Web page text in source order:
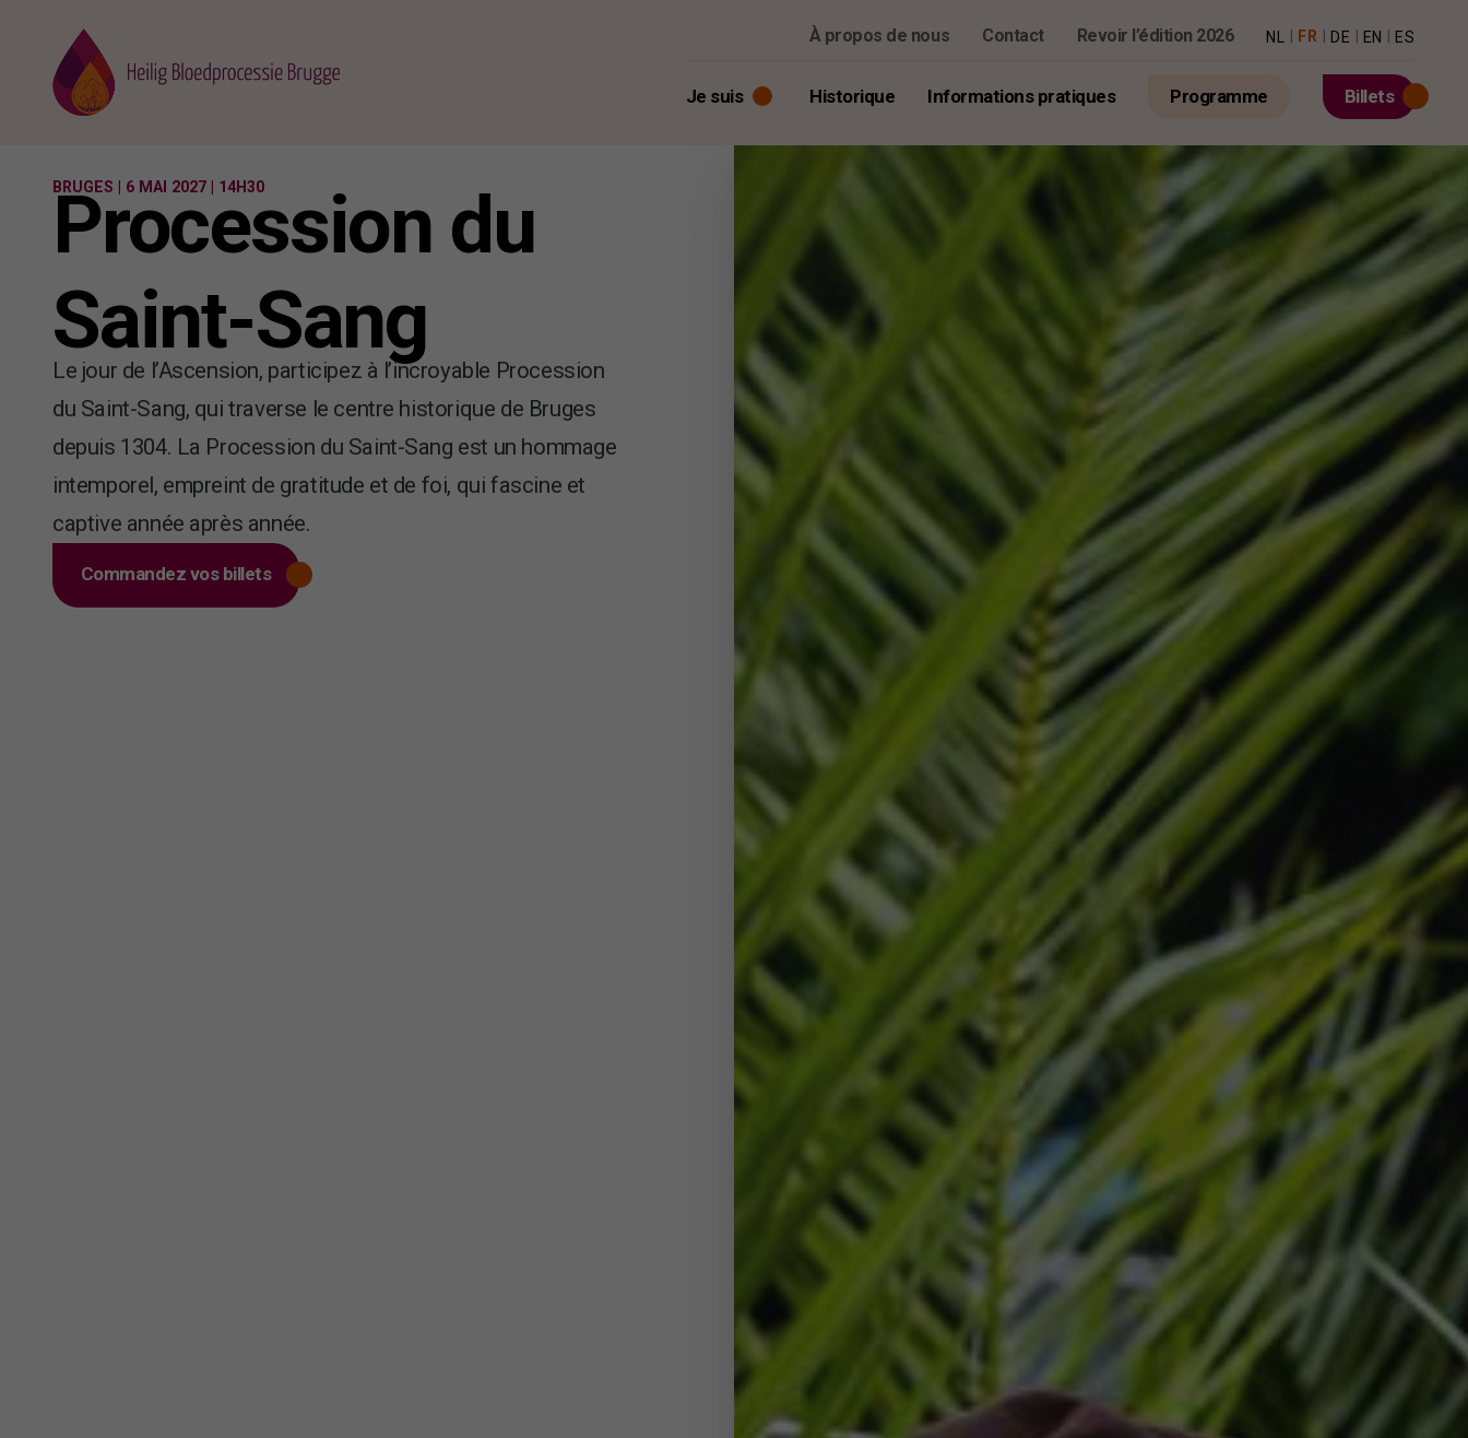
Je suis Historique Informations pratiques Programme Billets
À propos de nous Contact Revoir l’édition 2026 NL FR DE EN ES
BRUGES | 6 MAI 2027 | 14H30
Procession du
Saint-Sang
Le jour de l’Ascension, participez à l’incroyable Procession
du Saint-Sang, qui traverse le centre historique de Bruges
depuis 1304. La Procession du Saint-Sang est un hommage
intemporel, empreint de gratitude et de foi, qui fascine et
captive année après année.
Commandez vos billets